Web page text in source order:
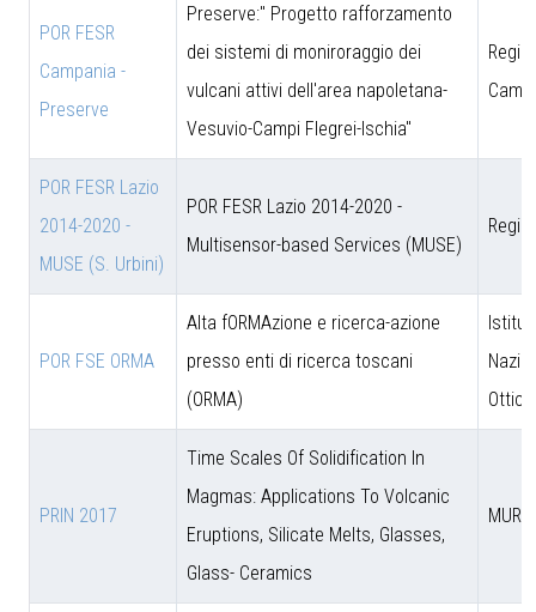
POR FESR
Campania -
Preserve
Preserve:" Progetto rafforzamento
dei sistemi di moniroraggio dei
vulcani attivi dell'area napoletana-
Vesuvio-Campi Flegrei-Ischia"
POR FESR Lazio
2014-2020 -
MUSE (S. Urbini)
POR FESR Lazio 2014-2020 -
Multisensor-based Services (MUSE)
POR FSE ORMA
Alta fORMAzione e ricerca-azione
presso enti di ricerca toscani
(ORMA)
Ottica
PRIN 2017
Time Scales Of Solidification In
Magmas: Applications To Volcanic
Eruptions, Silicate Melts, Glasses,
Glass- Ceramics
MUR